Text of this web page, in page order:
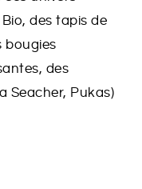
des tapis de
bougies
des
Seacher, Pukas)